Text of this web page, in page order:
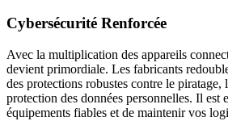
Cybersécurité Renforcée
Avec la multiplication des appareils
devient primordiale. Les fabricants
des protections robustes contre le piratage,
protection des données personnelles. Il est
équipements fiables et de maintenir vos